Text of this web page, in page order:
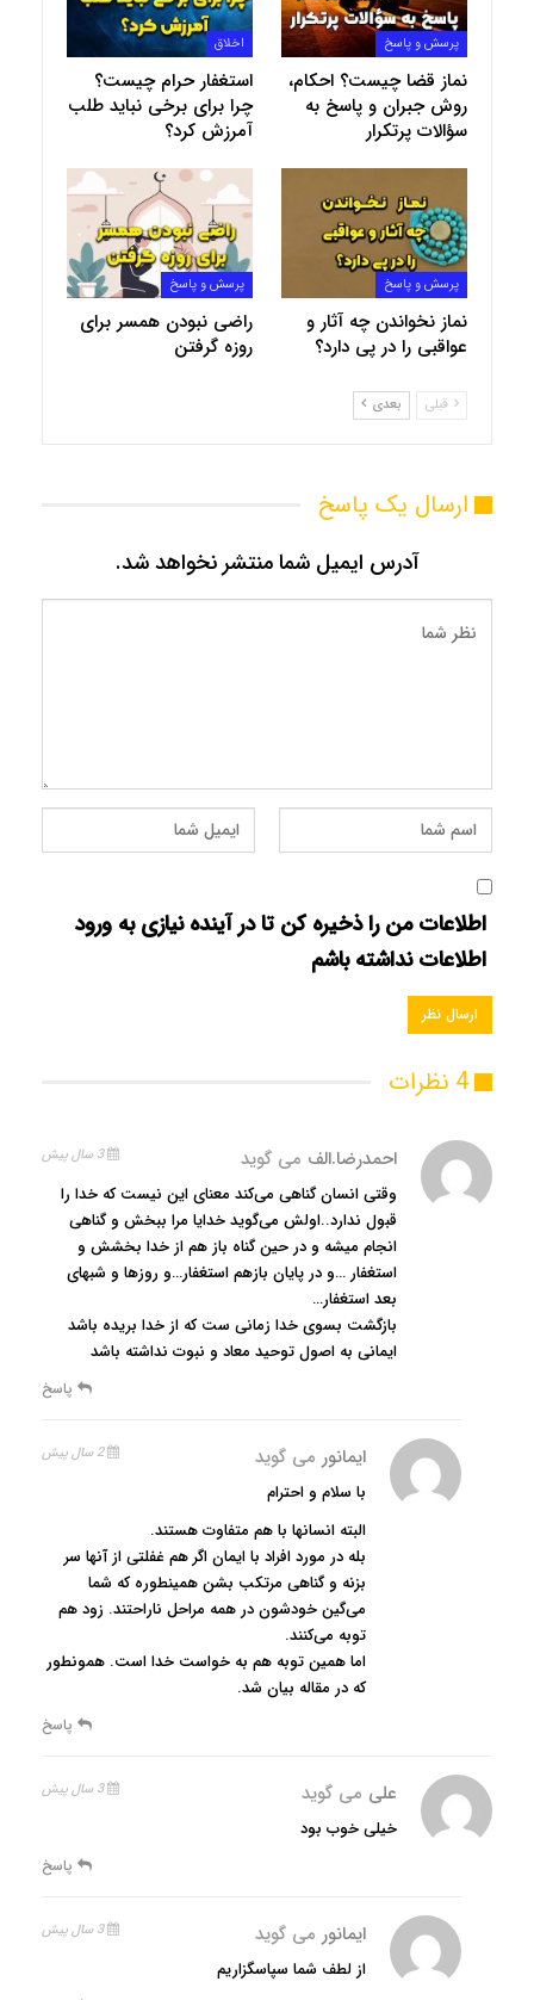
پرسش و پاسخ
نماز قضا چیست؟ احکام،
روش جبران و پاسخ به
سؤالات پرتکرار
اخلاق
استغفار حرام چیست؟
چرا برای برخی نباید طلب
آمرزش کرد؟
پرسش و پاسخ
نماز نخواندن چه آثار و
عواقبی را در پی دارد؟
پرسش و پاسخ
راضی نبودن همسر برای
روزه گرفتن
قبلی بعدی
ارسال یک پاسخ
آدرس ایمیل شما منتشر نخواهد شد.
اطلاعات من را ذخیره کن تا در آینده نیازی به ورود
اطلاعات نداشته باشم
4 نظرات
احمدرضا.الف می گوید 3 سال پیش
وقتی انسان گناهی می‌کند معنای این نیست ‌که خدا را
قبول ندارد..اولش می‌گوید خدایا مرا ببخش و گناهی
انجام میشه و در حین گناه باز هم از خدا بخشش و
استغفار …و در پایان بازهم استغفار…و روزها و شبهای
بعد استغفار…
بازگشت بسوی خدا زمانی ست که از خدا بریده باشد
ایمانی به اصول توحید معاد و نبوت نداشته باشد
پاسخ
ایمانور می گوید 2 سال پیش
با سلام و احترام
البته انسانها با هم متفاوت هستند.
بله در مورد افراد با ایمان اگر هم غفلتی از آنها سر
بزنه و گناهی مرتکب بشن همینطوره که شما
می‌گین خودشون در همه مراحل ناراحتند. زود هم
توبه می‌کنند.
اما همین توبه هم به خواست خدا است. همونطور
که در مقاله بیان شد.
پاسخ
علی می گوید 3 سال پیش
خیلی خوب بود
پاسخ
ایمانور می گوید 3 سال پیش
از لطف شما سپاسگزاریم